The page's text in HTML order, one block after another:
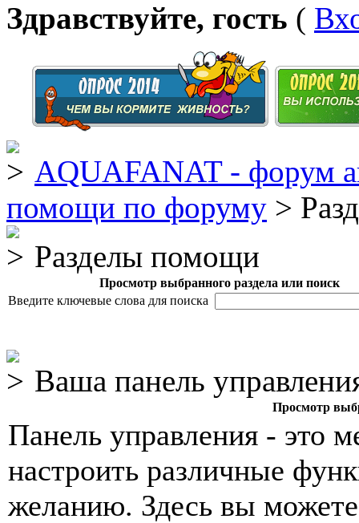
Здравствуйте, гость (
AQUAFANAT - форум
помощи по форуму >
Разделы помощи
Просмотр выбранного раздела или поиск
Введите ключевые слова для поиска
Ваша панель
Просмотр
Панель управления - это
настроить различные
желанию. Здесь вы